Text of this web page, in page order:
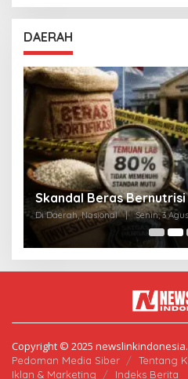
DAERAH
Skandal Beras
Di Daerah, Nasional | Senin, 3
Copyright © 2025
Pedoman Media Siber Tentang
Iklan & Marketing
Indeks Berita